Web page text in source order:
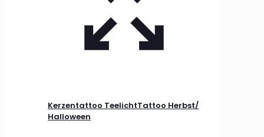
Kerzentattoo TeelichtTattoo Herbst/
Halloween